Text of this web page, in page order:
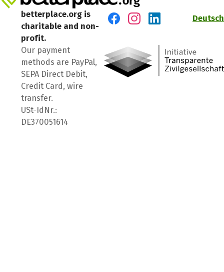
betterplace.org is
charitable and non-
profit.
Our payment
methods are PayPal,
SEPA Direct Debit,
Credit Card, wire
transfer.
USt-IdNr.:
DE370051614
Deutsch